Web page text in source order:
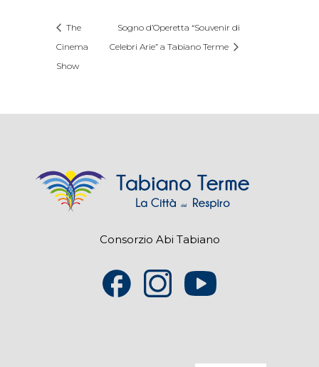
The
Cinema
Show
Sogno d’Operetta “Souvenir di
Celebri Arie” a Tabiano Terme
Consorzio Abi Tabiano